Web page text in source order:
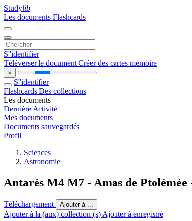
Studylib
Les documents Flashcards
S''identifier
Téléverser le document Créer des cartes mémoire
×
S''identifier
Flashcards Des collections
Les documents
Dernière Activité
Mes documents
Documents sauvegardés
Profil
Sciences
Astronomie
Antarès M4 M7 - Amas de
Téléchargement Ajouter à ...
Ajouter à la (aux) collection (s) Ajouter à enregistré